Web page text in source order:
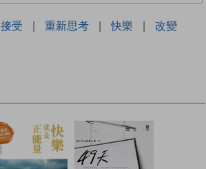
接受 | 重新思考 | 快樂 | 改變